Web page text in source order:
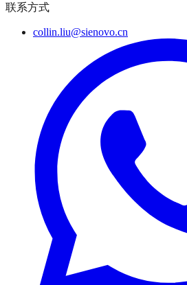
联系方式
collin.liu@sienovo.cn